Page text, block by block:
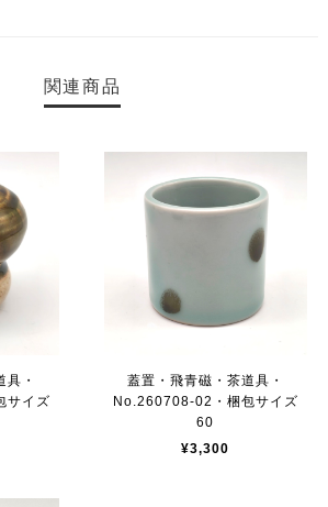
関連商品
・
サイズ
蓋置・飛青磁・茶道具・
No.260708-02・梱包サイズ
60
¥3,300